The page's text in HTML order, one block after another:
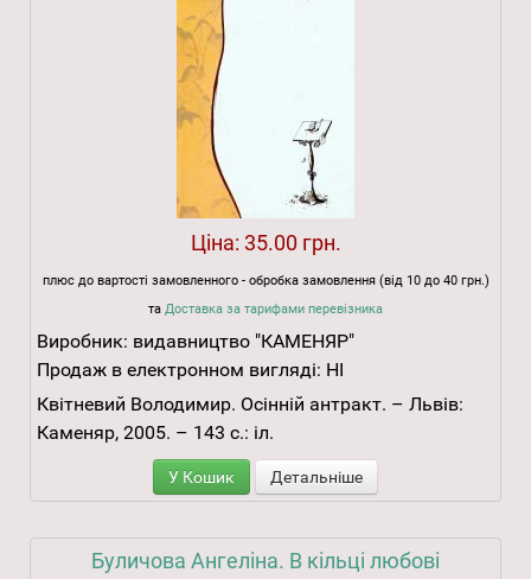
Ціна: 35.00 грн.
плюс до вартості замовленного - обробка замовлення (від 10 до 40 грн.)
та Доставка за тарифами перевізника
Виробник: видавництво "КАМЕНЯР"
Продаж в електронном вигляді: НІ
Квітневий Володимир. Осінній антракт. – Львів:
Каменяр, 2005. – 143 с.: іл.
У Кошик Детальніше
Буличова Ангеліна. В кільці любові